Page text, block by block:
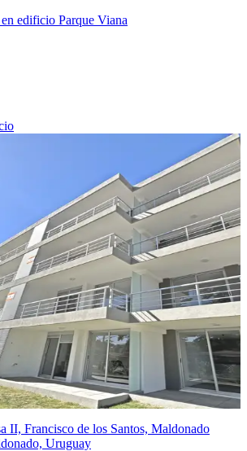
edificio Parque Viana
II, Francisco de los Santos, Maldonado
Uruguay